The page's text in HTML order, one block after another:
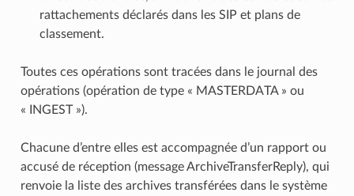
rattachements déclarés dans les SIP et plans de
classement.
Toutes ces opérations sont tracées dans le journal des
opérations (opération de type « MASTERDATA » ou
« INGEST »).
Chacune d’entre elles est accompagnée d’un rapport ou
accusé de réception (message ArchiveTransferReply), qui
renvoie la liste des archives transférées dans le système